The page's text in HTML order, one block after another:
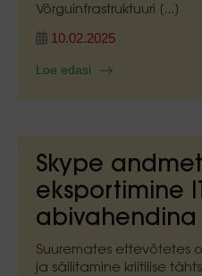
Võrguinfrastruktuuri [...]
10.02.2025
Loe edasi
Skype
eksportimine
abivahendina
Suuremates ettevõtetes
ja säilitamine kriitilise